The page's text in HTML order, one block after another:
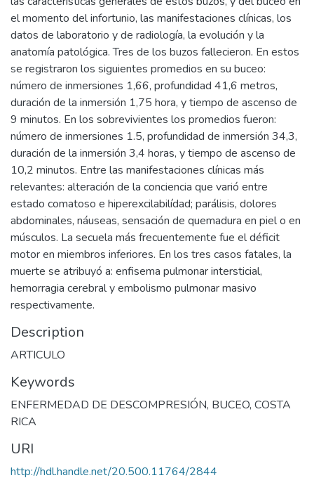
el momento del infortunio, las manifestaciones clínicas, los
datos de laboratorio y de radiología, la evolución y la
anatomía patológica. Tres de los buzos fallecieron. En estos
se registraron los siguientes promedios en su buceo:
número de inmersiones 1,66, profundidad 41,6 metros,
duración de la inmersión 1,75 hora, y tiempo de ascenso de
9 minutos. En los sobrevivientes los promedios fueron:
número de inmersiones 1.5, profundidad de inmersión 34,3,
duración de la inmersión 3,4 horas, y tiempo de ascenso de
10,2 minutos. Entre las manifestaciones clínicas más
relevantes: alteración de la conciencia que varió entre
estado comatoso e hiperexcilabilídad; parálisis, dolores
abdominales, náuseas, sensación de quemadura en piel o en
músculos. La secuela más frecuentemente fue el déficit
motor en miembros inferiores. En los tres casos fatales, la
muerte se atribuyó a: enfisema pulmonar intersticial,
hemorragia cerebral y embolismo pulmonar masivo
respectivamente.
Description
ARTICULO
Keywords
ENFERMEDAD DE DESCOMPRESIÓN, BUCEO, COSTA
RICA
URI
http://hdl.handle.net/20.500.11764/2844